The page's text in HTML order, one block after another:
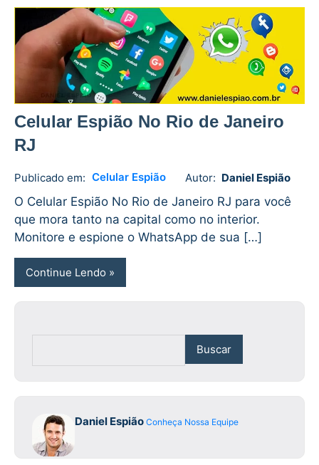
Celular Espião No Rio de Janeiro
RJ
Publicado em: Celular Espião Autor: Daniel Espião
Daniel
Espião
No
comments
O Celular Espião No Rio de Janeiro RJ para você
que mora tanto na capital como no interior.
Monitore e espione o WhatsApp de sua […]
Continue Lendo
Buscar
Daniel Espião Conheça Nossa Equipe